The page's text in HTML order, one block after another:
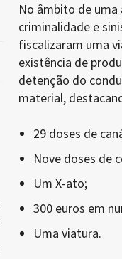
No âmbito de
criminalidade e
fiscalizaram uma
existência de
detenção do
material,
29 doses de
Nove doses de
Um X-ato;
300 euros em
Uma viatura.